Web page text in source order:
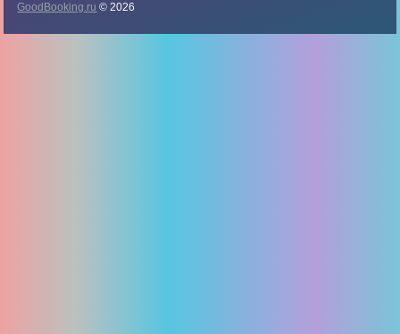
GoodBooking.ru © 2026